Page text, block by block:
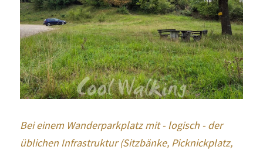
Bei einem Wanderparkplatz mit - logisch - der
üblichen Infrastruktur (Sitzbänke, Picknickplatz,